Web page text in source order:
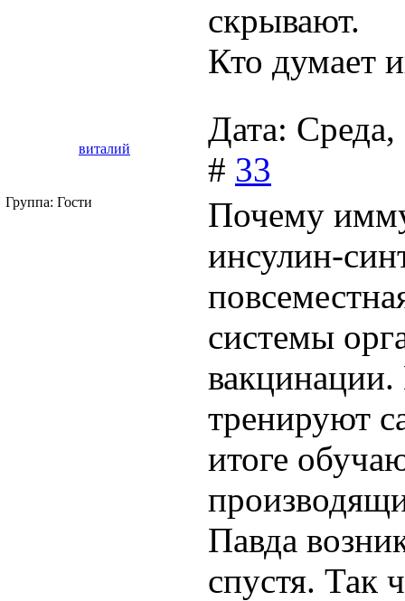
скрывают.
Кто думает
виталий
Дата:
# 33
Группа: Гости
Почему
инсулин-
системы
тренируют
итоге
Павда
спустя. Так